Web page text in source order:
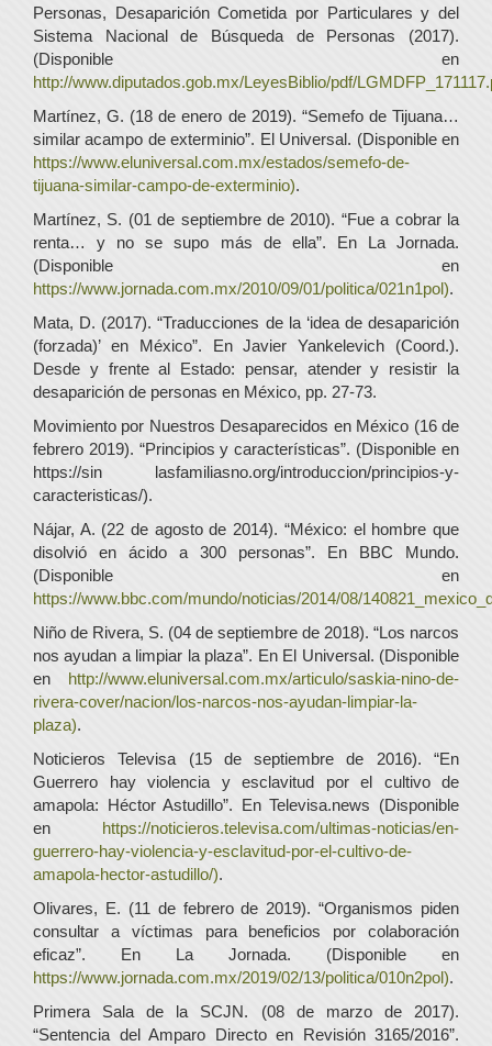
Personas, Desaparición Cometida por Particulares y del
Sistema Nacional de Búsqueda de Personas (2017).
(Disponible en
http://www.diputados.gob.mx/LeyesBiblio/pdf/
Martínez, G. (18 de enero de 2019). “Semefo de Tijuana…
similar acampo de exterminio”. El Universal. (Disponible en
https://www.eluniversal.com.mx/estados/semefo-de-
tijuana-similar-campo-de-exterminio).
Martínez, S. (01 de septiembre de 2010). “Fue a cobrar la
renta… y no se supo más de ella”. En La Jornada.
(Disponible en
https://www.jornada.com.mx/2010/09/01/politica/021n1pol).
Mata, D. (2017). “Traducciones de la ‘idea de desaparición
(forzada)’ en México”. En Javier Yankelevich (Coord.).
Desde y frente al Estado: pensar, atender y resistir la
desaparición de personas en México, pp. 27-73.
Movimiento por Nuestros Desaparecidos en México (16 de
febrero 2019). “Principios y características”. (Disponible en
https://sin lasfamiliasno.org/introduccion/principios-y-
caracteristicas/).
Nájar, A. (22 de agosto de 2014). “México: el hombre que
disolvió en ácido a 300 personas”. En BBC Mundo.
(Disponible en
https://www.bbc.com/mundo/noticias/2014/08/
Niño de Rivera, S. (04 de septiembre de 2018). “Los narcos
nos ayudan a limpiar la plaza”. En El Universal. (Disponible
en http://www.eluniversal.com.mx/articulo/saskia-nino-de-
rivera-cover/nacion/los-narcos-nos-ayudan-limpiar-la-
plaza).
Noticieros Televisa (15 de septiembre de 2016). “En
Guerrero hay violencia y esclavitud por el cultivo de
amapola: Héctor Astudillo”. En Televisa.news (Disponible
en https://noticieros.televisa.com/ultimas-noticias/en-
guerrero-hay-violencia-y-esclavitud-por-el-cultivo-de-
amapola-hector-astudillo/).
Olivares, E. (11 de febrero de 2019). “Organismos piden
consultar a víctimas para beneficios por colaboración
eficaz”. En La Jornada. (Disponible en
https://www.jornada.com.mx/2019/02/13/politica/010n2pol).
Primera Sala de la SCJN. (08 de marzo de 2017).
“Sentencia del Amparo Directo en Revisión 3165/2016”.